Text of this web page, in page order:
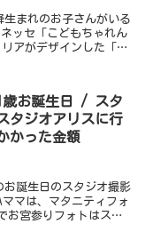
生まれのお子さんがいる
ッセ「こどもちゃれん
アがデザインした「フ
お誕生日 / スタ
タジオアリスに行
かった金額
お誕生日のスタジオ撮影
マは、マタニティフォ
お宮参りフォトはスタ